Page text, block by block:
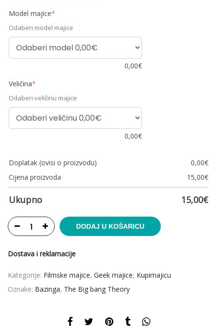
Model majice*
Odaberi model majice
0,00€
Veličina*
Odaberi veličinu majice
0,00€
Doplatak (ovisi o proizvodu) 0,00€
Cijena proizvoda
15,00€
Ukupno 15,00€
DODAJ U KOŠARICU
Dostava i reklamacije
Kategorije: Filmske majice, Geek majice, Kupimajicu
Oznake: Bazinga, The Big bang Theory